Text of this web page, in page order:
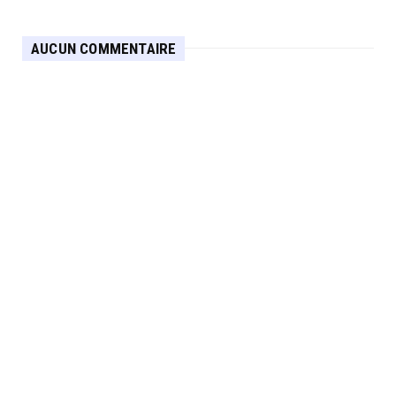
AUCUN COMMENTAIRE